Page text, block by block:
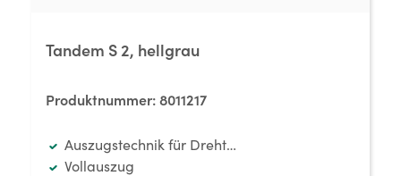
Tandem S 2, hellgrau
Produktnummer:8011217
Auszugstechnik für Drehtüren
Vollauszug